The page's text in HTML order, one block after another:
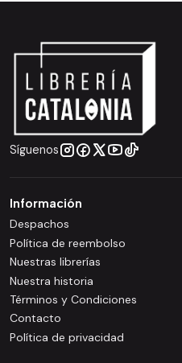
Síguenos
Información
Despachos
Política de reembolso
Nuestras librerías
Nuestra historia
Términos y Condiciones
Contacto
Política de privacidad